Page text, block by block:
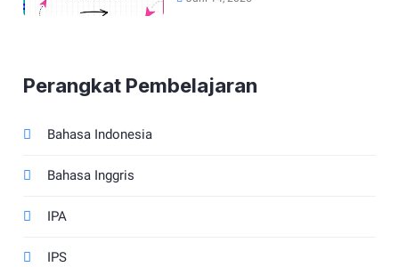
Perangkat Pembelajaran
Bahasa Indonesia
Bahasa Inggris
IPA
IPS